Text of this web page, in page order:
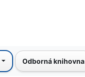
Odborná knihovna